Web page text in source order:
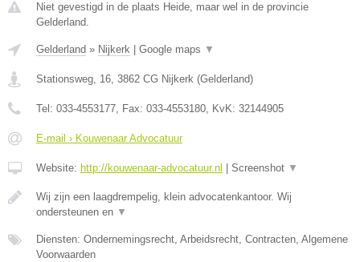
Niet gevestigd in de plaats Heide, maar wel in de provincie
Gelderland.
Gelderland » Nijkerk Google maps ▼
Stationsweg, 16, 3862 CG Nijkerk (Gelderland)
Tel: 033-4553177, Fax: 033-4553180, KvK: 32144905
E-mail › Kouwenaar Advocatuur
Website: http://kouwenaar-advocatuur.nl Screenshot ▼
Wij zijn een laagdrempelig, klein advocatenkantoor. Wij
ondersteunen en ▼
Diensten: Ondernemingsrecht, Arbeidsrecht, Contracten, Algemene
Voorwaarden